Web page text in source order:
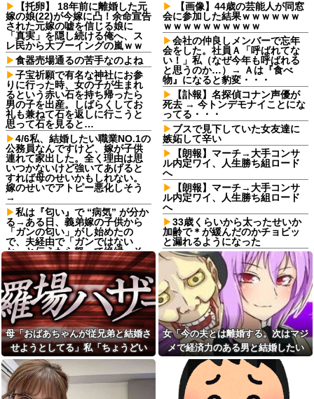
【托卵】 18年前に離婚した元
嫁の娘(22)が今嫁に凸！余命宣告
された元嫁の嘘を信じる娘に
「真実」を隠し続ける俺へ、ス
レ民から大ブーイングの嵐ｗｗ
食器売場通るの苦手なのよね
子宝祈願で有名な神社にお参
りに行った時、女の子が生まれ
るという赤い石を持ち帰ったら
男の子を出産。しばらくしてお
礼も兼ねて石を返しに行こうと
思って石を見ると…
4/6私、結婚したい職業NO.1の
公務員なんですけど、嫁が子供
連れて家出した。全く理由は思
いつかないけど強いてあげると
すれば母のせいかもしれない。
嫁のせいでアトピー悪化しそう
→
私は『匂い』で “病気” が分か
る→ある日、義弟嫁の子供から
「ガンの匂い」がし始めたの
で、夫経由で「ガンではない
か」と伝えたら怒って絶縁、そ
の結果・・・
俺「お前ら親指の指紋を見て
みろｗ」スレ民「何があるん
だ？」→見た瞬間、思わず笑っ
てしまう人が続出して…
どうせ産むなら早いほうがい
いのに、彼氏が「お金がない今
は産めない」と言う。じゃあい
くら貯めたら出産に踏み切れる
の？と聞いたら...
父のお墓のある寺は2代目の住
職が茶金髪でピアス多めの30代
チャラ男
【画像】44歳の芸能人が同窓
会に参加した結果ｗｗｗｗｗｗ
ｗｗｗｗｗｗｗｗｗｗ
会社の仲良しメンバーで忘年
会をした。社員Ａ「呼ばれてな
い！」私（なぜ今年も呼ばれる
と思うのか…）→ Ａは『食べ
物』になると豹変・・・
【訃報】名探偵コナン声優が
死去 → 今トンデモナイことにな
ってる・・・
ブスで見下していた女友達に
嫉妬して辛い
【朗報】マーチ→大手コンサ
ル内定ワイ、人生勝ち組ロード
へ
【朗報】マーチ→大手コンサ
ル内定ワイ、人生勝ち組ロード
へ
33歳くらいから太ったせいか
加齢で＊が緩んだのかチョビッ
と漏れるようになった
「エアコンから変な音がす
る。なんだろ…え？」ﾊﾟｼｬｯ →
ヤバすぎる物が飛び出てく
る・・・他
「お前は自分に甘い」と家族
に責められ育った私…３０歳の
時、真夏に重度の熱中症で救急
搬送された結果→会社の人たち
から叩きつけられた「衝撃の事
実」に絶句
「お前は自分に甘い」と家族
に責められ育った私…３０歳の
時、真夏に重度の熱中症で救急
搬送された結果→会社の人たち
母「おばあちゃんが従兄弟と結婚さ
せようとしてる」私「ちょうどい
い、その話利用するわ」→3日後に
まさかの展開…
女「今の夫とは離婚する。次はマジ
メで経済力のある男と結婚したい
な」私「幸せになってね！」→産科
の授乳室で出会った女性のその後